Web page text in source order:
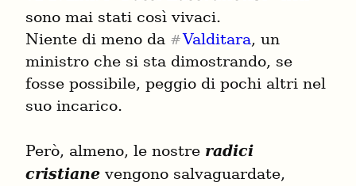
sono mai stati così vivaci.
Niente di meno da #Valditara, un
ministro che si sta dimostrando, se
fosse possibile, peggio di pochi altri nel
suo incarico.
Però, almeno, le nostre radici
cristiane vengono salvaguardate,